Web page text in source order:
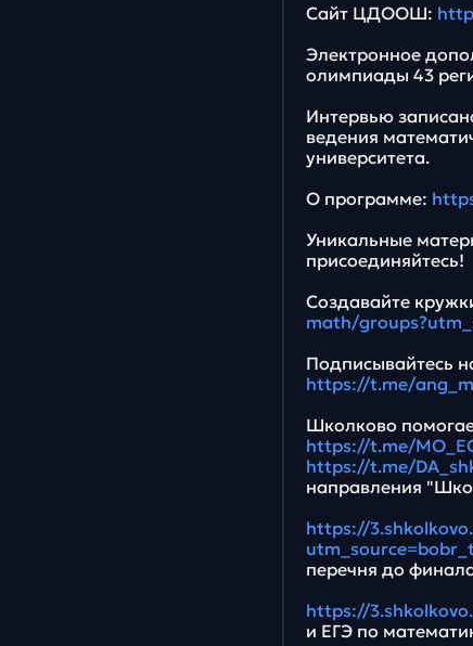
Сайт ЦДООШ:
Электронное
олимпиады 43
Интервью
ведения
университета.
О программе:
Уникальные
присоединяйтесь!
Создавайте
math/
Подписывайтесь
https://t.me/
Школково
https://t.me/
https://t.me/
направления
https://
перечня до
https://
и ЕГЭ по